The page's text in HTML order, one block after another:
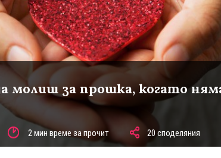
молиш за прошка, когато
2 мин време за прочит 20 споделяния